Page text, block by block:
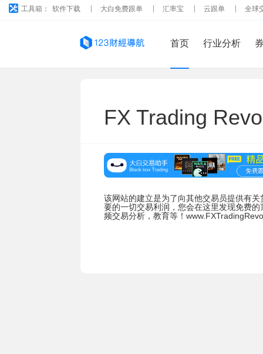
工具箱： 软件下载 大白免费跟单 汇率宝 云跟单 全球
首页 行业分析
FX Trading
该网站的建立是为了向其他交易员提供有
要的一切交易利润，您会在这里发现免费
频交易分析，教育等！